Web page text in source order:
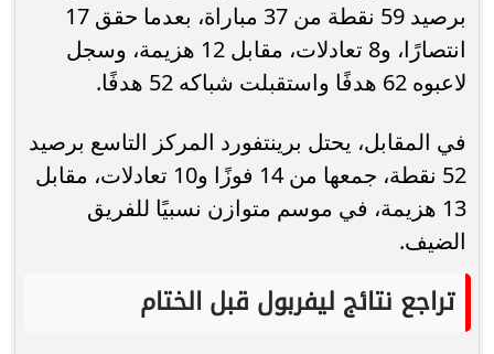
برصيد 59 نقطة من 37 مباراة، بعدما حقق 17
انتصارًا، و8 تعادلات، مقابل 12 هزيمة، وسجل
لاعبوه 62 هدفًا واستقبلت شباكه 52 هدفًا.
في المقابل، يحتل برينتفورد المركز التاسع برصيد
52 نقطة، جمعها من 14 فوزًا و10 تعادلات، مقابل
13 هزيمة، في موسم متوازن نسبيًا للفريق
الضيف.
تراجع نتائج ليفربول قبل الختام